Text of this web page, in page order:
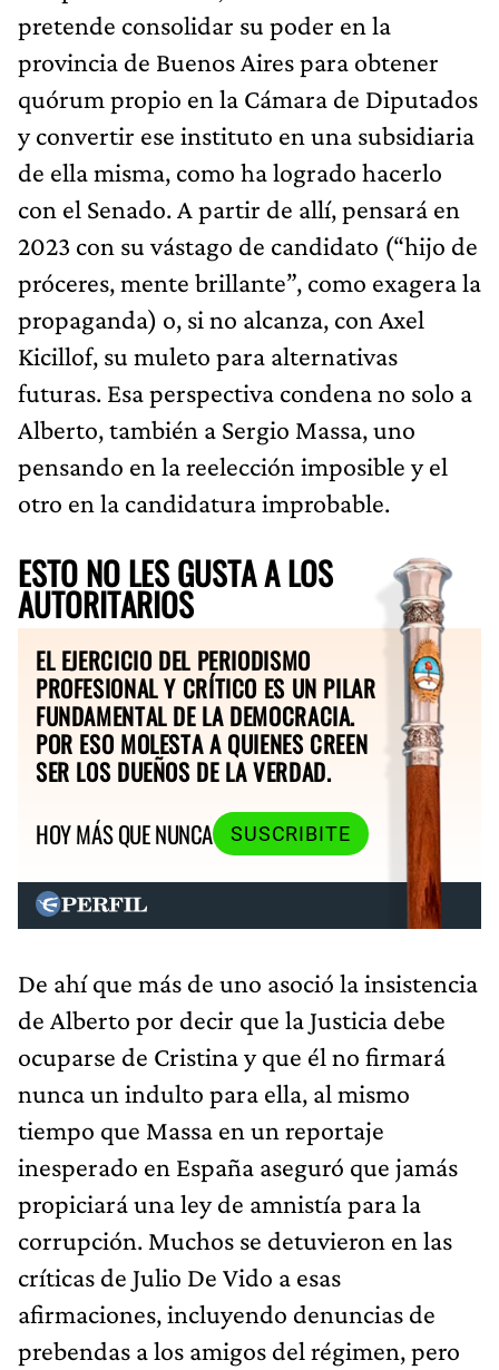
pretende consolidar su poder en la
provincia de Buenos Aires para obtener
quórum propio en la Cámara de Diputados
y convertir ese instituto en una subsidiaria
de ella misma, como ha logrado hacerlo
con el Senado. A partir de allí, pensará en
2023 con su vástago de candidato (“hijo de
próceres, mente brillante”, como exagera la
propaganda) o, si no alcanza, con Axel
Kicillof, su muleto para alternativas
futuras. Esa perspectiva condena no solo a
Alberto, también a Sergio Massa, uno
pensando en la reelección imposible y el
otro en la candidatura improbable.
ESTO NO LES GUSTA A LOS
AUTORITARIOS
EL EJERCICIO DEL PERIODISMO
PROFESIONAL Y CRÍTICO ES UN PILAR
FUNDAMENTAL DE LA DEMOCRACIA.
POR ESO MOLESTA A QUIENES CREEN
SER LOS DUEÑOS DE LA VERDAD.
HOY MÁS QUE NUNCA
SUSCRIBITE
De ahí que más de uno asoció la insistencia
de Alberto por decir que la Justicia debe
ocuparse de Cristina y que él no firmará
nunca un indulto para ella, al mismo
tiempo que Massa en un reportaje
inesperado en España aseguró que jamás
propiciará una ley de amnistía para la
corrupción. Muchos se detuvieron en las
críticas de Julio De Vido a esas
afirmaciones, incluyendo denuncias de
prebendas a los amigos del régimen, pero